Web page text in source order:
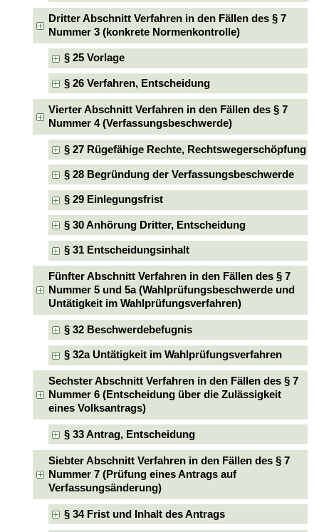
Dritter Abschnitt Verfahren in den Fällen des § 7
Nummer 3 (konkrete Normenkontrolle)
§ 25 Vorlage
§ 26 Verfahren, Entscheidung
Vierter Abschnitt Verfahren in den Fällen des § 7
Nummer 4 (Verfassungsbeschwerde)
§ 27 Rügefähige Rechte, Rechtswegerschöpfung
§ 28 Begründung der Verfassungsbeschwerde
§ 29 Einlegungsfrist
§ 30 Anhörung Dritter, Entscheidung
§ 31 Entscheidungsinhalt
Fünfter Abschnitt Verfahren in den Fällen des § 7
Nummer 5 und 5a (Wahlprüfungsbeschwerde und
Untätigkeit im Wahlprüfungsverfahren)
§ 32 Beschwerdebefugnis
§ 32a Untätigkeit im Wahlprüfungsverfahren
Sechster Abschnitt Verfahren in den Fällen des § 7
Nummer 6 (Entscheidung über die Zulässigkeit
eines Volksantrags)
§ 33 Antrag, Entscheidung
Siebter Abschnitt Verfahren in den Fällen des § 7
Nummer 7 (Prüfung eines Antrags auf
Verfassungsänderung)
§ 34 Frist und Inhalt des Antrags